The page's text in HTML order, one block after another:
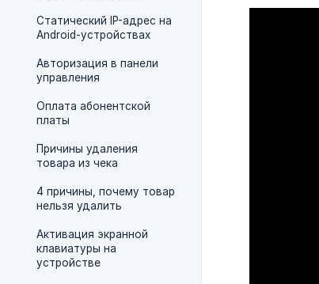
Статический IP-адрес на
Android-устройствах
Авторизация в панели
управления
Оплата абонентской
платы
Причины удаления
товара из чека
4 причины, почему товар
нельзя удалить
Активация экранной
клавиатуры на
устройстве